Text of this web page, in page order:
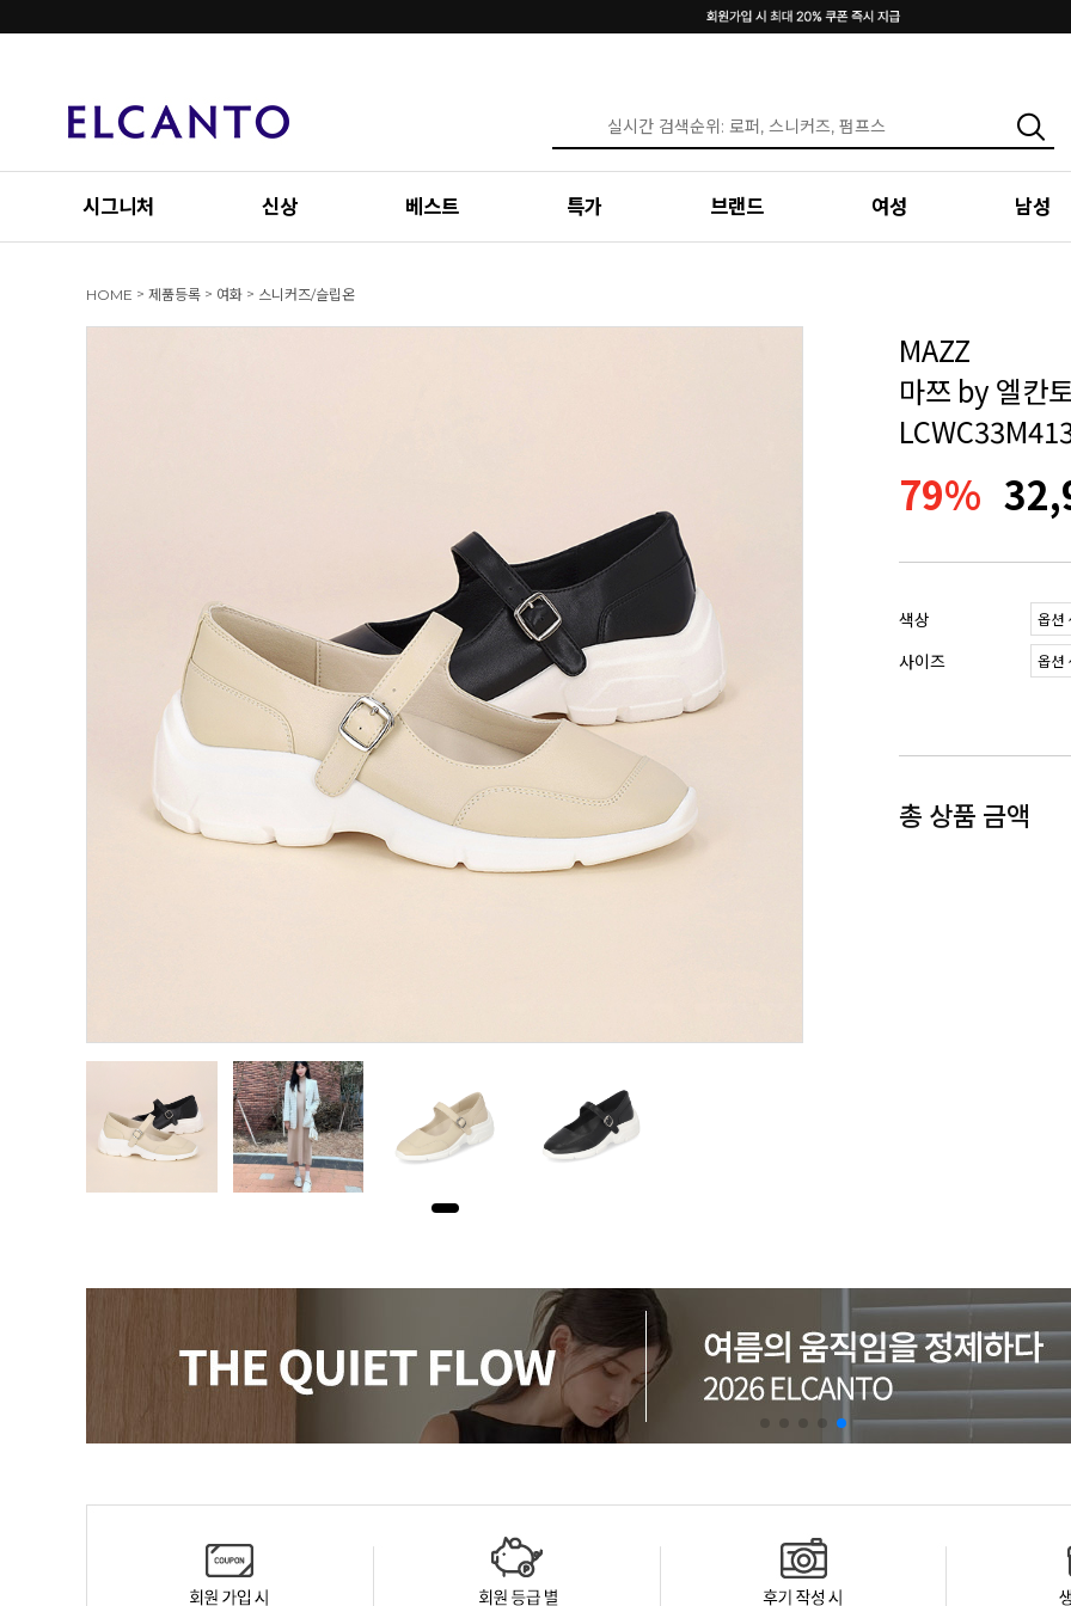
시그니처 신상 베스트 특가 브랜드 여성 남성
HOME > 제품등록 > 여화 > 스니커즈/슬립온
MAZZ
마쯔 by 엘칸
79%
색상
사이즈
총 상품 금액